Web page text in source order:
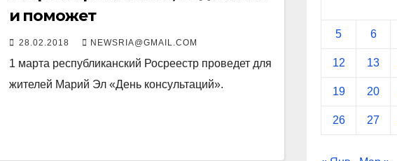
и поможет
28.02.2018 NEWSRIA@GMAIL.COM
1 марта республиканский Росреестр проведет для
жителей Марий Эл «День консультаций».
5 6
12 13
19 20
26 27